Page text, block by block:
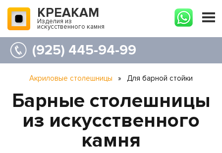
КРЕАКАМ
Изделия из
искусственного камня
(925) 445-94-99
Акриловые столешницы » Для барной стойки
Барные столешницы
из искусственного
камня